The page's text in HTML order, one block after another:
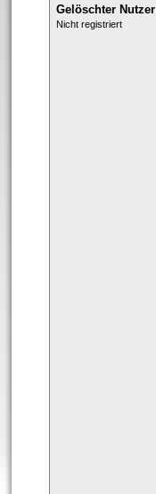
Gelöschter Nutzer
Nicht registriert